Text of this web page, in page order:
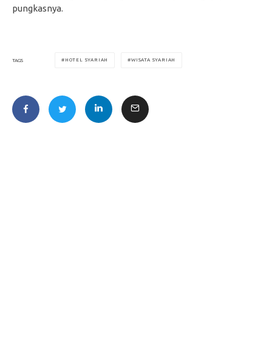
pungkasnya.
TAGS HOTEL SYARIAH WISATA SYARIAH